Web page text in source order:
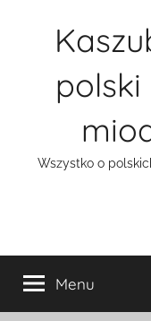
polski
Wszystko o
Menu